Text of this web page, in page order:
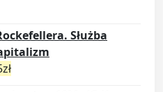
Służba
zł